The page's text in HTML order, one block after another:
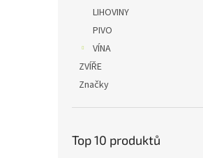
LIHOVINY
PIVO
VÍNA
ZVÍŘE
Značky
Top 10 produktů